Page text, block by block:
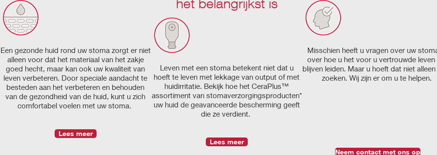
Een gezonde huid rond uw stoma zorgt er niet
alleen voor dat het materiaal van het zakje
goed hecht, maar kan ook uw kwaliteit van
leven verbeteren. Door speciale aandacht te
besteden aan het verbeteren en behouden
van de gezondheid van de huid, kunt u zich
comfortabel voelen met uw stoma.
Lees meer
Leven met een stoma betekent niet dat u
hoeft te leven met lekkage van output of met
huidirritatie. Bekijk hoe het CeraPlus™
assortiment van stomaverzorgingsproducten*
uw huid de geavanceerde bescherming geeft
die ze verdient.
Lees meer
Misschien heeft u vragen over uw
over hoe u het voor u vertrouwde leven
blijven leiden. Maar u hoeft dat niet
zoeken. Wij zijn er om u te helpen.
Neem contact met ons op